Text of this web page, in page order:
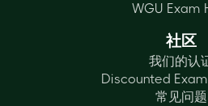
WGU Exam
社区
我们的认
Discounted
常见问题